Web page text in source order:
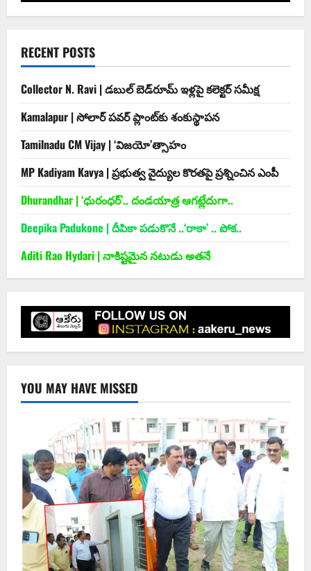
RECENT POSTS
Collector N. Ravi | డబుల్ బెడ్‌రూమ్ ఇళ్లపై కలెక్టర్ సమీక్ష
Kamalapur | సోలార్ పవర్ ప్లాంట్‌కు శంకుస్థాపన
Tamilnadu CM Vijay | ‘విజయో’త్సాహం
MP Kadiyam Kavya | ప్రభుత్వ వైద్యుల కొరతపై ప్రశ్నించిన ఎంపీ
Dhurandhar | ‘ధురంధర్‌’.. దండయాత్ర ఆగట్లేదుగా..
Deepika Padukone | దీపికా పడుకొనే ..‘రాకా’ .. పోక..
Aditi Rao Hydari | నాకిష్టమైన నటుడు అతనే
YOU MAY HAVE MISSED